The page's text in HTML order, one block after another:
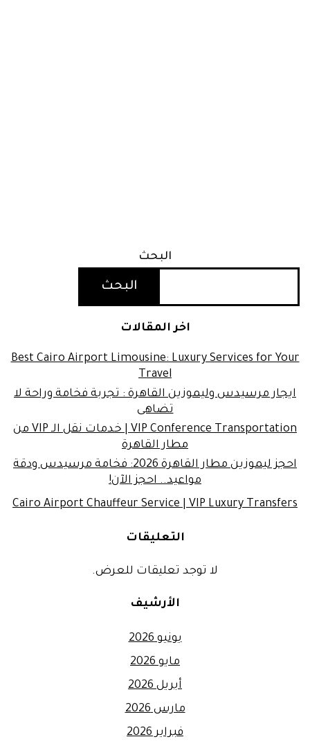
البحث
البحث
اخر المقالات
Best Cairo Airport Limousine: Luxury Services for Your
Travel
ايجار مرسيدس وليموزين القاهرة : تجربة فخامة وراحة لا
تضاهى
VIP Conference Transportation | خدمات نقل الـ VIP من
مطار القاهرة
احجز ليموزين مطار القاهرة 2026: فخامة مرسيدس ودقة
مواعيد.. احجز الآن!
Cairo Airport Chauffeur Service | VIP Luxury Transfers
التعليقات
لا توجد تعليقات للعرض.
الأرشيف
يونيو 2026
مايو 2026
أبريل 2026
مارس 2026
فبراير 2026